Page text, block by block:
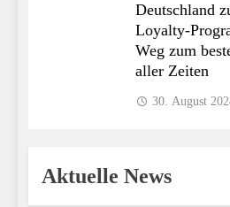
Deutschland
Loyalty-
Weg zum
aller Zeiten
30. August
Aktuelle News